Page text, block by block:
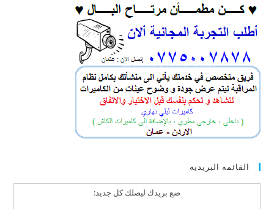
القائمه البريديه
ضع بريدك ليصلك كل جديد: